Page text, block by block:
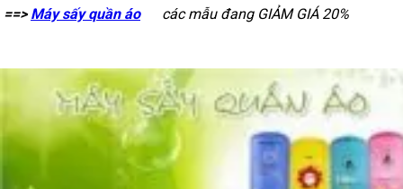
==> Máy sấy quần áo các mẫu đang GIẢM GIÁ 20%